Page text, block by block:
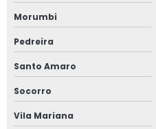
Morumbi
Pedreira
Santo Amaro
Socorro
Vila Mariana